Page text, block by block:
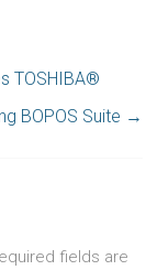
TOSHIBA®
BOPOS Suite →
fields are